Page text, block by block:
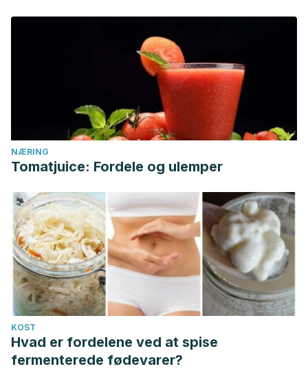
NÆRING
Tomatjuice: Fordele og ulemper
KOST
Hvad er fordelene ved at spise
fermenterede fødevarer?